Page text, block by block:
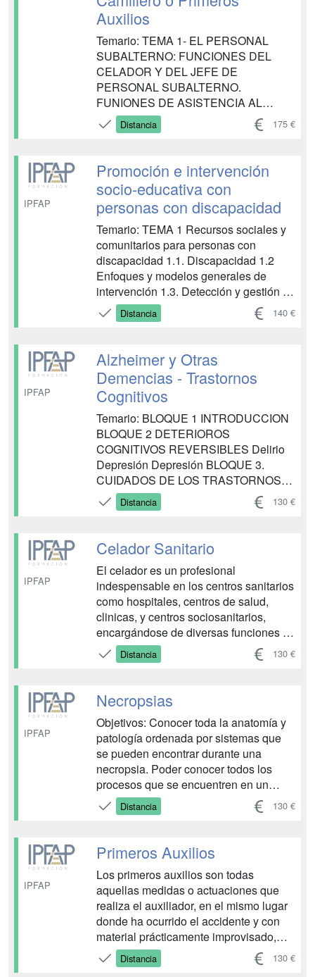
Auxilios
Temario: TEMA 1- EL PERSONAL
SUBALTERNO: FUNCIONES DEL
CELADOR Y DEL JEFE DE
PERSONAL SUBALTERNO.
FUNIONES DE ASISTENCIA AL
PERSONAL ESTATUTARIO
SANITARIO 1. Introducción. 2.
subalterno. 3. Funciones del celador. 4.
Funciones de asistencia al personal
estatutario sanitario. TEMA 2.
ACTUACION DEL CELADOR E...
Distancia 175 €
IPFAP
Promoción e intervención
socio-educativa con
personas con discapacidad
Temario: TEMA 1 Recursos sociales y
comunitarios para personas con
discapacidad 1.1. Discapacidad 1.2
Enfoques y modelos generales de
intervención 1.3. Detección y gestión de
recursos sociales y comunitarios 1.4.
Cooperación y coordinación
Acompañamiento de personas con
discapacidad en la realización de
actividades programa...
Distancia 140 €
IPFAP
Alzheimer y Otras
Demencias - Trastornos
Cognitivos
Temario: BLOQUE 1 INTRODUCCION
BLOQUE 2 DETERIOROS
COGNITIVOS REVERSIBLES Delirio
Depresión Depresión BLOQUE 3.
CUIDADOS DE LOS TRASTORNOS
COGNITIVOS Necesidad de
respiración Necesidad de comer y
Eliminación de excretas Excretas de
vías urinarias Excretas Vía digestiva
Medios materiales para la recogi...
Distancia 130 €
IPFAP
Celador Sanitario
El celador es un profesional
indespensable en los centros sanitarios
como hospitales, centros de salud,
clinicas, y centros sociosanitarios,
encargándose de diversas funciones en
diferentes áreas sanitarias.
Estudiaremos campos como la
de urgencia, y el transporte de
enfermos hasta las distintas consultas
d...
Distancia 130 €
IPFAP
Necropsias
Objetivos: Conocer toda la anatomía y
patología ordenada por sistemas que
se pueden encontrar durante una
necropsia. Poder conocer todos los
procesos que se encuentren en un
cadáver. Y los fenómenos cadavéricos.
Saber cómo manejar y conservar un
instrumental, método,… necesario para
la correcta realización de una autops...
Distancia 130 €
IPFAP
Primeros Auxilios
Los primeros auxilios son todas
aquellas medidas o actuaciones que
realiza el auxiliador, en el mismo lugar
donde ha ocurrido el accidente y con
material prácticamente improvisado,
hasta la llegada de personal
especializado. Los primeros auxilios no
Distancia 130 €